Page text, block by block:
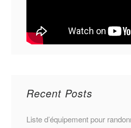
Recent Posts
Liste d’équipement pour